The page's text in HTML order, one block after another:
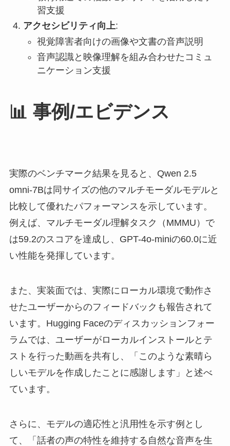
習支援
アクセシビリティ向上:
視覚障害者向けの画像や文書の音声説明
音声認識と映像理解を組み合わせたコミュ
ニケーション支援
📊 事例/エビデンス
実際のベンチマーク結果を見ると、Qwen 2.5
omni-7Bは同サイズの他のマルチモーダルモデルと
比較して優れたパフォーマンスを示しています。
例えば、マルチモーダル理解タスク（MMMU）で
は59.2のスコアを達成し、GPT-4o-miniの60.0に近
い性能を発揮しています。
また、実装面では、実際にローカル環境で動作さ
せたユーザーからのフィードバックも報告されて
います。Hugging Faceのディスカッションフォー
ラムでは、ユーザーがローカルインストールとテ
ストを行った動画を共有し、「このような素晴ら
しいモデルを作成したことに感謝します」と述べ
ています。
さらに、モデルの適応性と汎用性を示す例とし
て、「話者の声の特性を維持する自然な音声を生